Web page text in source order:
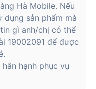
phủ màu 100% DCI-
Hà Mobile. Nếu
dụng sản phẩm mà
gì anh/chị có thể
19002091 để được
hạnh phục vụ